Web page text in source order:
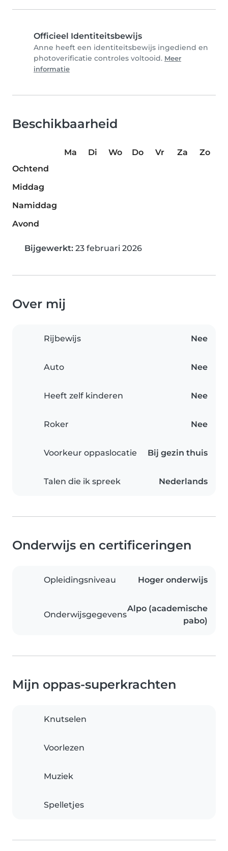
Officieel Identiteitsbewijs
Anne heeft een identiteitsbewijs ingediend en
photoverificatie controles voltooid. Meer
informatie
Beschikbaarheid
Ma Di Wo Do Vr Za
Zo
Ochtend
Middag
Namiddag
Avond
Bijgewerkt: 23 februari 2026
Over mij
Rijbewijs Nee
Auto Nee
Heeft zelf kinderen Nee
Roker Nee
Voorkeur oppaslocatie Bij gezin thuis
Talen die ik spreek Nederlands
Onderwijs en certificeringen
Opleidingsniveau Hoger onderwijs
Onderwijsgegevens
Alpo (academische
pabo)
Mijn oppas-superkrachten
Knutselen
Voorlezen
Muziek
Spelletjes